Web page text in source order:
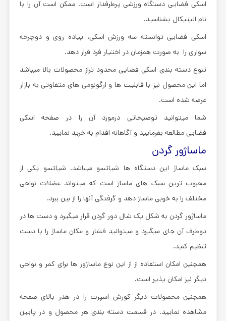
اسکی فضایی دستگاه ورزشی پرطرفدار است. ممکن است آن را با
نام الپتیکال بشناسید.
اسکی فضایی توانسته سه ورزش اسکی، پیاده روی و دوچرخه
سواری را به صورت همزمان در اختیار فرد قرار دهد.
تنوع دسته بندی اسکی فضایی محدود تراز محصولات بالا میباشد
اما این محصول نیز با قابلیت ها و ارگونومی های متفاوتی به بازار
عرضه شده است.
شما میتوانید توضیحاتی درمورد آن را در صفحه اسکی
فضایی مطالعه بفرمایید و آگاهانه افدام به خرید نمایید.
ماساژور گردن
سبک ماساژ این دستگاه ها شیاتسو میباشد. شیاتسو یکی از
محبوب ترین سبک های ماساژ است که میتواند عضلات نواحی
مختلف را به خوبی ماساژ دهد و گرفتگی آنها را از بین ببرد.
ماساژور گردن به شکل یک شال دور گردن قرار میگیرد و دست ها در
دوطرف آن جای میگیرد و میتوانید فشار و مکان ماساژ را با دست
تنظیم کنید.
همچنین امکان استفاده از از این نوع ماساژور ها برای کمر و نواحی
دیگر نیز امکان پذیر است.
همچنین محصولات دیگر کورش اسپرت را در هدر بالای صفحه
مشاهده نمایید. در قسمت دسته بندی هر محصول و در پایین